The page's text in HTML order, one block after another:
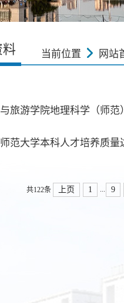
当前位置 网站
旅游学院地理科学（师
共122条 上页 1 9